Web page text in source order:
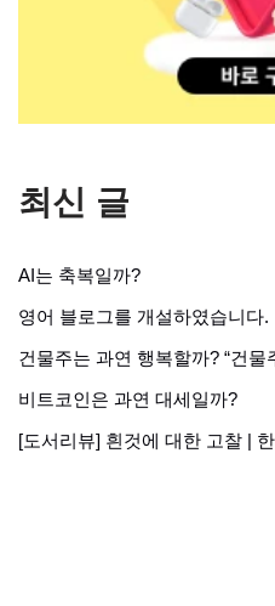
최신 글
AI는 축복일까?
영어 블로그를 개설하였습니다.
건물주는 과연 행복할까? “건물
비트코인은 과연 대세일까?
[도서리뷰] 흰것에 대한 고찰 |